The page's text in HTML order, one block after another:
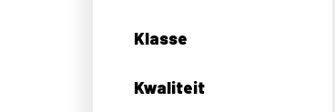
Klasse
Kwaliteit